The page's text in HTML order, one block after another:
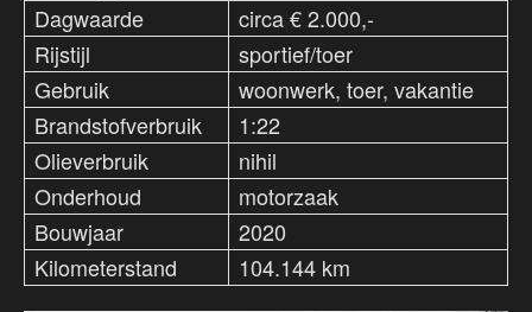
Dagwaarde
circa € 2.000,-
Rijstijl
sportief/toer
Gebruik
woonwerk, toer, vakantie
Brandstofverbruik
1:22
Olieverbruik
nihil
Onderhoud
motorzaak
Bouwjaar
2020
Kilometerstand
104.144 km